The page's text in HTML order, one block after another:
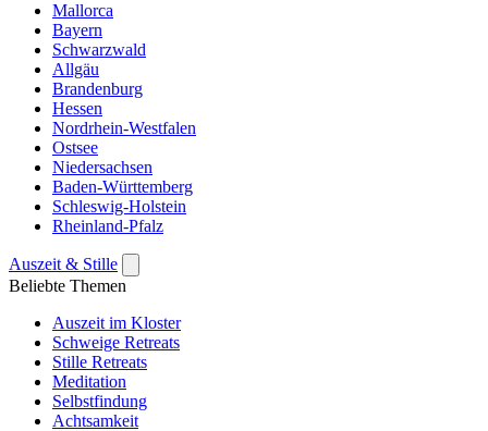
Mallorca
Bayern
Schwarzwald
Allgäu
Brandenburg
Hessen
Nordrhein-Westfalen
Ostsee
Niedersachsen
Baden-Württemberg
Schleswig-Holstein
Rheinland-Pfalz
Auszeit & Stille
Beliebte Themen
Auszeit im Kloster
Schweige Retreats
Stille Retreats
Meditation
Selbstfindung
Achtsamkeit